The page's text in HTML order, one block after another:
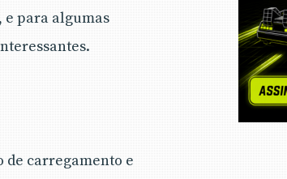
e para algumas
de carregamento e